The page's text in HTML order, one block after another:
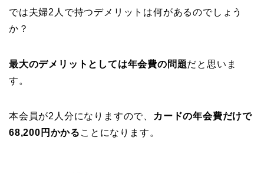
では夫婦2人で持つデメリットは何があるのでしょう
か？
最大のデメリットとしては年会費の問題だと思いま
す。
本会員が2人分になりますので、
カードの年会費だけで
68,200円かかる ことになります。